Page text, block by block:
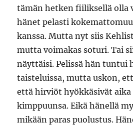
tämän hetken fiiliksellä olla
hänet pelasti
kanssa. Mutta nyt siis
mutta voimakas soturi. Tai
näyttäisi. Pelissä hän tuntui
taisteluissa, mutta uskon,
että hirviöt hyökkäsivät aika
kimppuunsa. Eikä hänellä
mikään paras puolustus.